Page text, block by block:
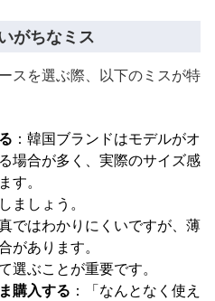
がちなミス
スを選ぶ際、以下のミスが特
：韓国ブランドはモデルがオ
場合が多く、実際のサイズ感
す。
ましょう。
ではわかりにくいですが、薄
があります。
選ぶことが重要です。
購入する ：「なんとなく使え